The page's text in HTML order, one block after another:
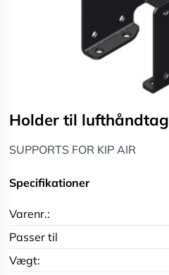
Holder til lufthåndtag
SUPPORTS FOR KIP AIR
Specifikationer
Varenr.:
Passer til
Vægt: